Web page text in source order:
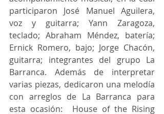
participaron José Manuel Aguilera,
voz y guitarra; Yann Zaragoza,
teclado; Abraham Méndez, batería;
Ernick Romero, bajo; Jorge Chacón,
guitarra; integrantes del grupo La
Barranca. Además de interpretar
varias piezas, dedicaron una melodía
con arreglos de La Barranca para
esta ocasión:  House of the Rising